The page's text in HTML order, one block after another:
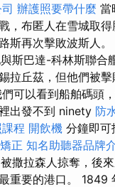
辦護照要帶什麼 當
，布匿人在雪城取得
斯再次擊敗波斯人。
斯巴達-科林斯聯合
拉丘茲，但他們被
可以看到船舶碼頭
出發不到 ninety 防
程 開飲機 分鐘即可
正 知名助聽器品牌
撒拉森人掠奪，後
重要的港口。